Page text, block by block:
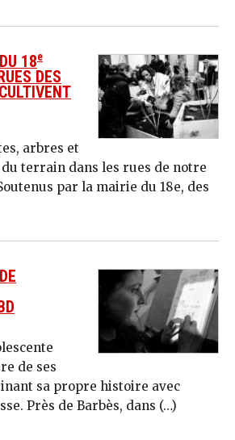
18e
DES
arbres et
terrain dans les rues de notre
par la mairie du 18e, des
de ses
sa propre histoire avec
Près de Barbès, dans (…)